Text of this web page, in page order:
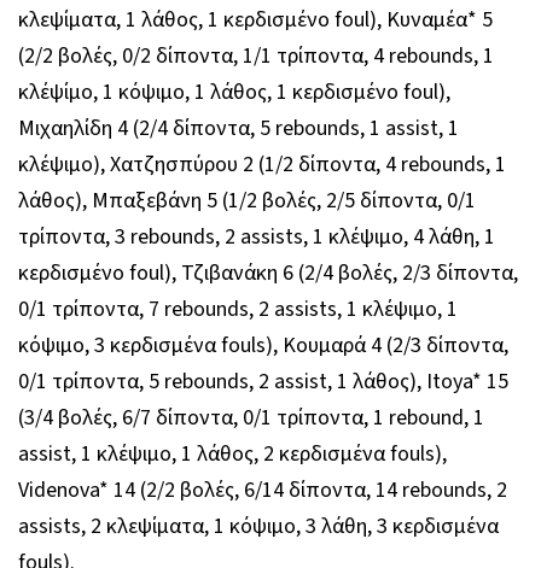
κλεψίματα, 1 λάθος, 1 κερδισμένο foul), Κυναμέα* 5
(2/2 βολές, 0/2 δίποντα, 1/1 τρίποντα, 4 rebounds, 1
κλέψίμο, 1 κόψιμο, 1 λάθος, 1 κερδισμένο foul),
Μιχαηλίδη 4 (2/4 δίποντα, 5 rebounds, 1 assist, 1
κλέψιμο), Χατζησπύρου 2 (1/2 δίποντα, 4 rebounds, 1
λάθος), Μπαξεβάνη 5 (1/2 βολές, 2/5 δίποντα, 0/1
τρίποντα, 3 rebounds, 2 assists, 1 κλέψιμο, 4 λάθη, 1
κερδισμένο foul), Τζιβανάκη 6 (2/4 βολές, 2/3 δίποντα,
0/1 τρίποντα, 7 rebounds, 2 assists, 1 κλέψιμο, 1
κόψιμο, 3 κερδισμένα fouls), Κουμαρά 4 (2/3 δίποντα,
0/1 τρίποντα, 5 rebounds, 2 assist, 1 λάθος), Itoya* 15
(3/4 βολές, 6/7 δίποντα, 0/1 τρίποντα, 1 rebound, 1
assist, 1 κλέψιμο, 1 λάθος, 2 κερδισμένα fouls),
Videnova* 14 (2/2 βολές, 6/14 δίποντα, 14 rebounds, 2
assists, 2 κλεψίματα, 1 κόψιμο, 3 λάθη, 3 κερδισμένα